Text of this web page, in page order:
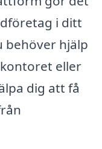
i ditt
behöver hjälp
eller
dig att få